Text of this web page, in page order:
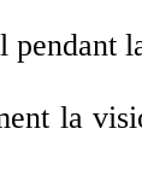
pendant
la